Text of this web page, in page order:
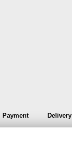
Payment Delivery